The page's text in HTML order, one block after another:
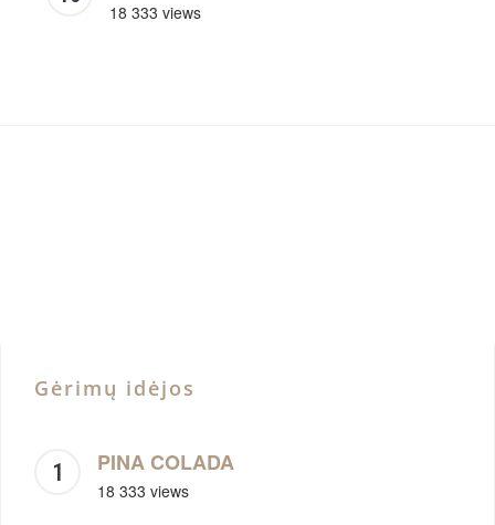
18 333 views
Gėrimų idėjos
PINA COLADA
18 333 views